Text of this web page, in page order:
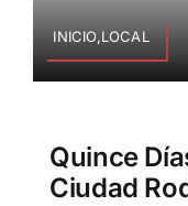
INICIO,LOCAL
Quince
Ciudad